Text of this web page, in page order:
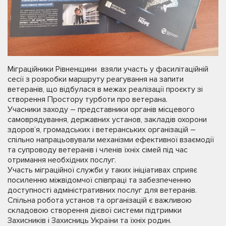
Міграційники Рівненщини взяли участь у фасилітаційній
сесії з розробки маршруту реагування на запити
ветеранів, що відбулася в межах реалізації проєкту зі
створення Простору турботи про ветерана.
Учасники заходу – представники органів місцевого
самоврядування, державних установ, закладів охорони
здоров’я, громадських і ветеранських організацій –
спільно напрацьовували механізми ефективної взаємодії
та супроводу ветеранів і членів їхніх сімей під час
отримання необхідних послуг.
Участь міграційної служби у таких ініціативах сприяє
посиленню міжвідомчої співпраці та забезпеченню
доступності адміністративних послуг для ветеранів.
Спільна робота установ та організацій є важливою
складовою створення дієвої системи підтримки
Захисників і Захисниць України та їхніх родин.